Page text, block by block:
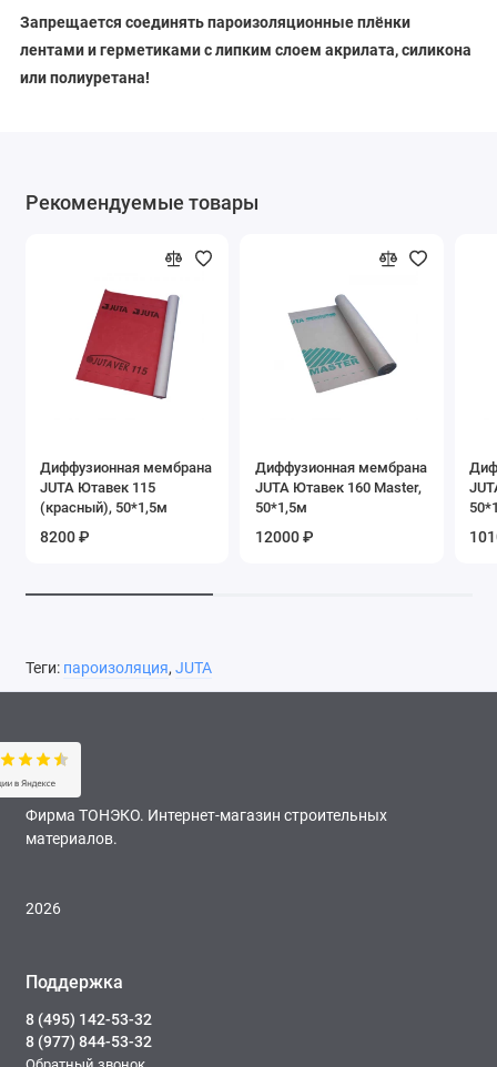
Запрещается соединять пароизоляционные плёнки
лентами и герметиками с липким слоем акрилата, силикона
или полиуретана!
Рекомендуемые товары
Диффузионная мембрана
JUTA Ютавек 115
(красный), 50*1,5м
8200 ₽
Диффузионная мембрана
JUTA Ютавек 160 Master,
50*1,5м
12000 ₽
Теги: пароизоляция, JUTA
Фирма ТОНЭКО. Интернет-магазин строительных
материалов.
2026
Поддержка
8 (495) 142-53-32
8 (977) 844-53-32